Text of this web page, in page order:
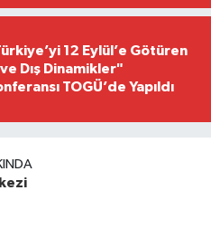
12 Eylül’e Götüren
ve Dış Dinamikler"
TOGÜ’de Yapıldı